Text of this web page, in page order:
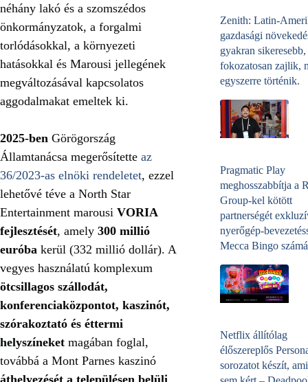
néhány lakó és a szomszédos
önkormányzatok, a forgalmi
torlódásokkal, a környezeti
hatásokkal és Marousi jellegének
megváltozásával kapcsolatos
aggodalmakat emeltek ki.
2025-ben Görögország
Államtanácsa megerősítette az
36/2023-as elnöki rendeletet, ezzel
lehetővé téve a North Star
Entertainment marousi VORIA
fejlesztését, amely 300 millió
euróba kerül (332 millió dollár). A
vegyes használatú komplexum
ötcsillagos szállodát,
konferenciaközpontot, kaszinót,
szórakoztató és éttermi
helyszíneket magában foglal,
továbbá a Mont Parnes kaszinó
áthelyezését a településen belüli
Zenith: Latin-
gazdasági
gyakran sikeresebb,
fokozatosan zajlik,
egyszerre történik.
Pragmatic Play
meghosszabbítja a
Group-kel kötött
partnerségét
nyerőgép-
Mecca Bingo
Netflix állítólag
élőszereplős
sorozatot készít,